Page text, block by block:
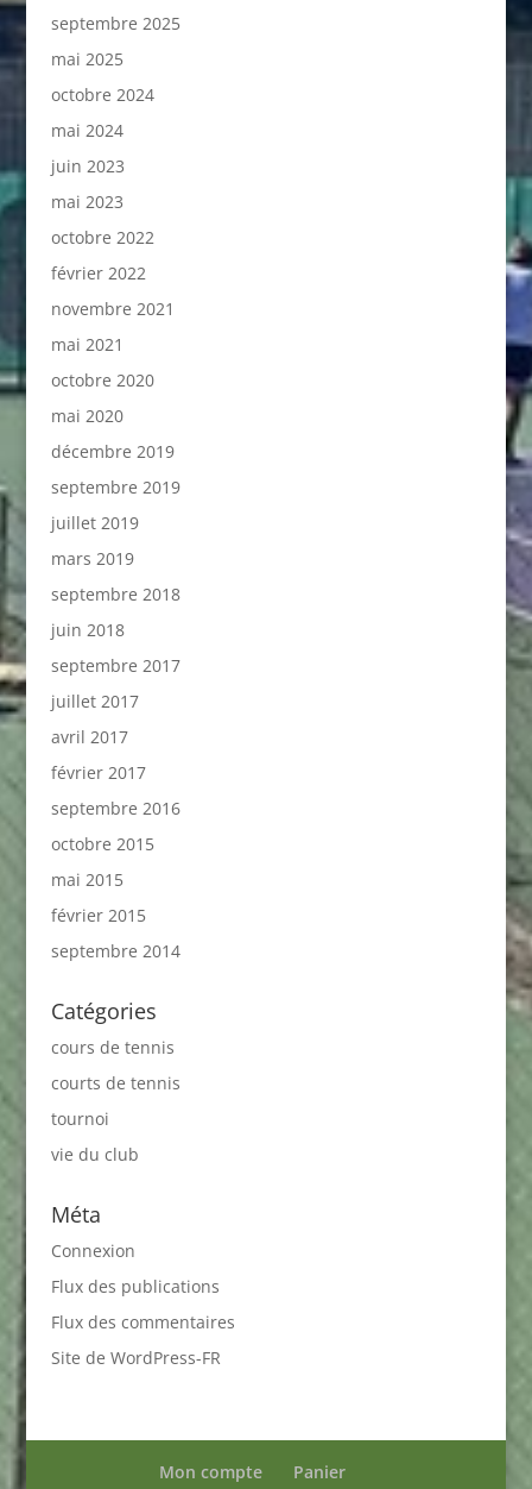
septembre 2025
mai 2025
octobre 2024
mai 2024
juin 2023
mai 2023
octobre 2022
février 2022
novembre 2021
mai 2021
octobre 2020
mai 2020
décembre 2019
septembre 2019
juillet 2019
mars 2019
septembre 2018
juin 2018
septembre 2017
juillet 2017
avril 2017
février 2017
septembre 2016
octobre 2015
mai 2015
février 2015
septembre 2014
Catégories
cours de tennis
courts de tennis
tournoi
vie du club
Méta
Connexion
Flux des publications
Flux des commentaires
Site de WordPress-FR
Mon compte
Panier